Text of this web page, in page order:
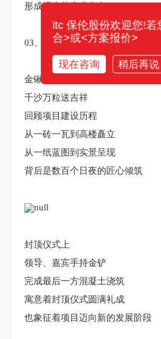
形成强大的产业合力
03、喜封金顶 圆满礼成
金锹置土福满贵
千沙万粒送吉祥
回顾项目建设历程
从一砖一瓦到高楼矗立
从一纸蓝图到实景呈现
背后是数百个日夜的匠心倾筑
封顶仪式上
领导、嘉宾手持金铲
完成最后一方混凝土浇筑
寓意着封顶仪式圆满礼成
也象征着项目迈向新的发展阶段
itc 保伦股份欢迎您!若
合>或<方案报价>
现在咨询 稍后再说